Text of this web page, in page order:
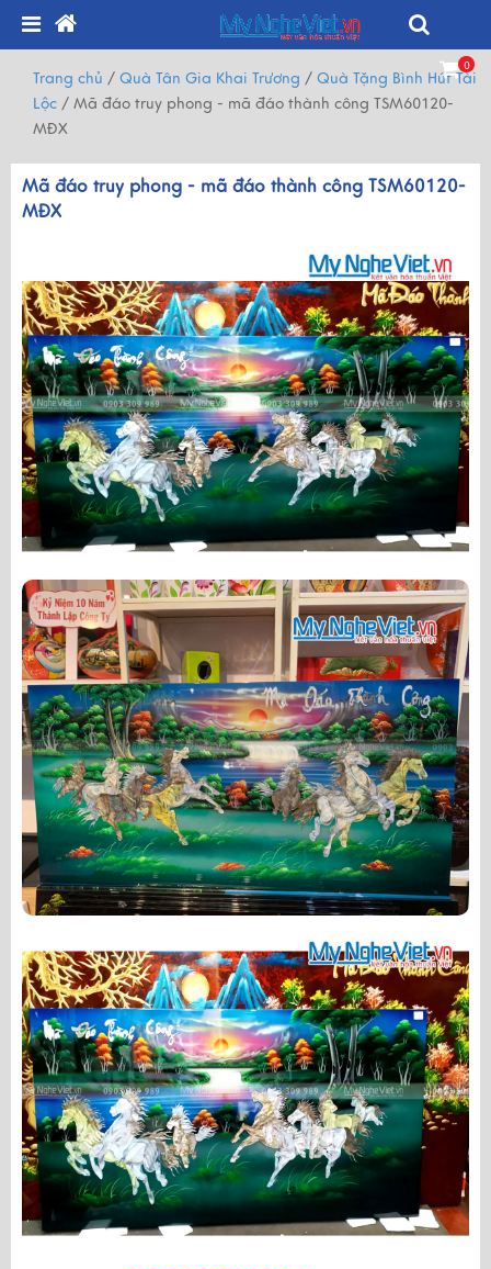
0
Trang chủ / Quà Tân Gia Khai Trương / Quà Tặng Bình Hút Tài
Lộc / Mã đáo truy phong - mã đáo thành công TSM60120-
MĐX
Mã đáo truy phong - mã đáo thành công TSM60120-
MĐX